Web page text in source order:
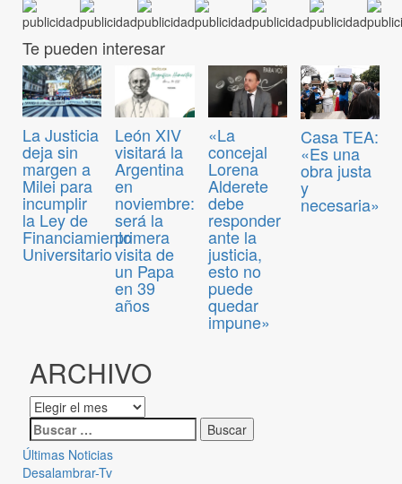
Te pueden interesar
La Justicia
deja sin
margen a
Milei para
incumplir
la Ley de
Financiamiento
Universitario
León XIV
visitará la
Argentina
en
noviembre:
será la
primera
visita de
un Papa
en 39
años
«La
concejal
Lorena
Alderete
debe
responder
ante la
justicia,
esto no
puede
quedar
impune»
Casa TEA:
«Es una
obra justa
y
necesaria»
ARCHIVO
Últimas Noticias
Desalambrar-Tv